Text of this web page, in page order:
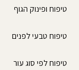
g
m
k
טיפוח ופינוק הגוף
טיפוח טבעי לפנים
טיפוח לפי סוג עור